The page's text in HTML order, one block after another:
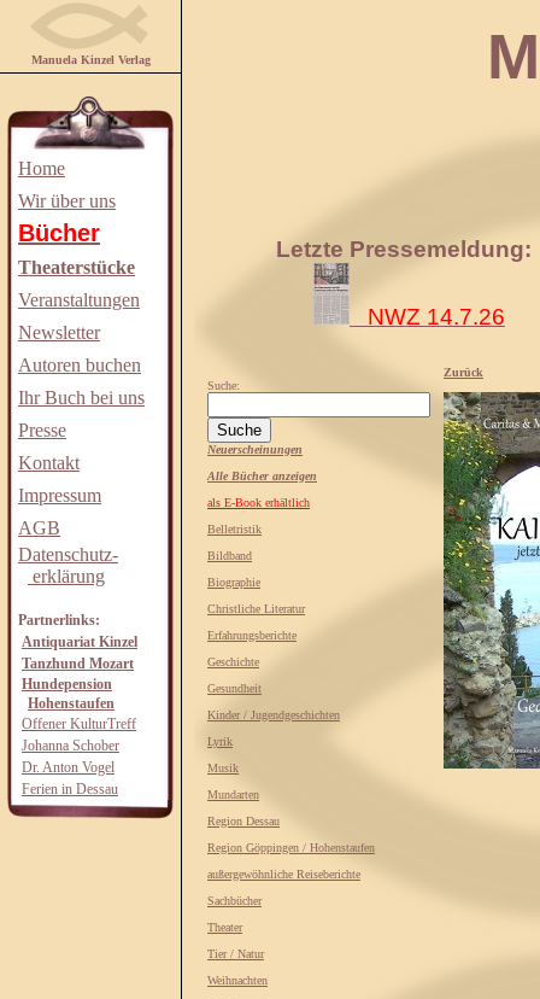
Manuela Kinzel Verlag
Home
Wir über uns
Bücher
Theaterstücke
Veranstaltungen
Newsletter
Autoren buchen
Ihr Buch bei uns
Presse
Kontakt
Impressum
AGB
Datenschutz-
erklärung
Partnerlinks:
Antiquariat Kinzel
Tanzhund Mozart
Hundepension
Hohenstaufen
Offener KulturTreff
Johanna Schober
Dr. Anton Vogel
Ferien in Dessau
Letzte Pressemeldung:
NWZ 14.7.26
Suche:
Neuerscheinungen
Alle Bücher anzeigen
als E-Book erhältlich
Belletristik
Bildband
Biographie
Christliche Literatur
Erfahrungsberichte
Geschichte
Gesundheit
Kinder / Jugendgeschichten
Lyrik
Musik
Mundarten
Region Dessau
Region Göppingen / Hohenstaufen
außergewöhnliche Reiseberichte
Sachbücher
Theater
Tier / Natur
Weihnachten
Zurück